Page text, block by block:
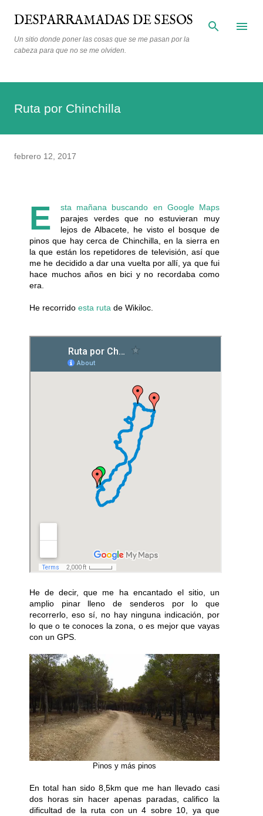
Ir al contenido principal
DESPARRAMADAS DE SESOS
Un sitio donde poner las cosas que se me pasan por la
cabeza para que no se me olviden.
Ruta por Chinchilla
febrero 12, 2017
E
sta mañana buscando en Google Maps
parajes verdes que no estuvieran muy
lejos de Albacete, he visto el bosque de
pinos que hay cerca de Chinchilla, en la sierra en
la que están los repetidores de televisión, así que
me he decidido a dar una vuelta por allí, ya que fui
hace muchos años en bici y no recordaba como
era.
He recorrido esta ruta de Wikiloc.
He de decir, que me ha encantado el sitio, un
amplio pinar lleno de senderos por lo que
recorrerlo, eso sí, no hay ninguna indicación, por
lo que o te conoces la zona, o es mejor que vayas
con un GPS.
Pinos y más pinos
En total han sido 8,5km que me han llevado casi
dos horas sin hacer apenas paradas, califico la
dificultad de la ruta con un 4 sobre 10, ya que